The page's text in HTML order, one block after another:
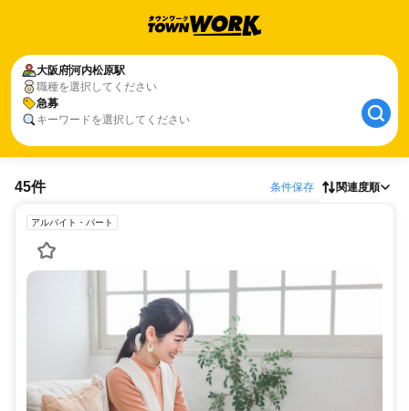
大阪府河内松原駅
職種を選択してください
急募
キーワードを選択してください
45件 条件保存 関連度順
アルバイト・パート